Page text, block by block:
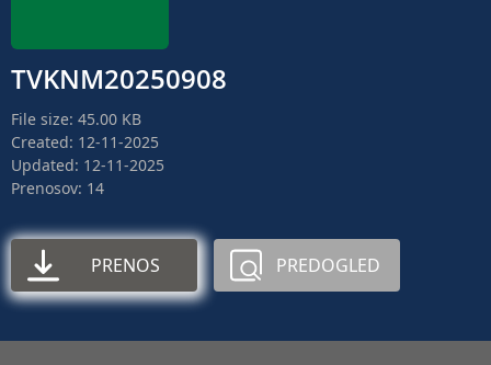
TVKNM20250908
File size: 45.00 KB
Created: 12-11-2025
Updated: 12-11-2025
Prenosov: 14
PRENOS PREDOGLED